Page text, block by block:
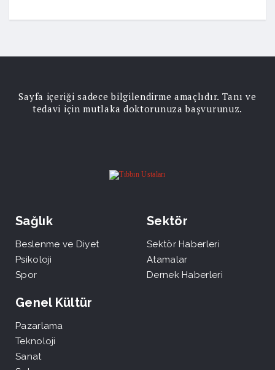
Sayfa içeriği sadece bilgilendirme amaçlıdır. Tanı ve
tedavi için mutlaka doktorunuza başvurunuz.
Sağlık
Beslenme ve Diyet
Psikoloji
Spor
Sektör
Sektör Haberleri
Atamalar
Dernek Haberleri
Genel Kültür
Pazarlama
Teknoloji
Sanat